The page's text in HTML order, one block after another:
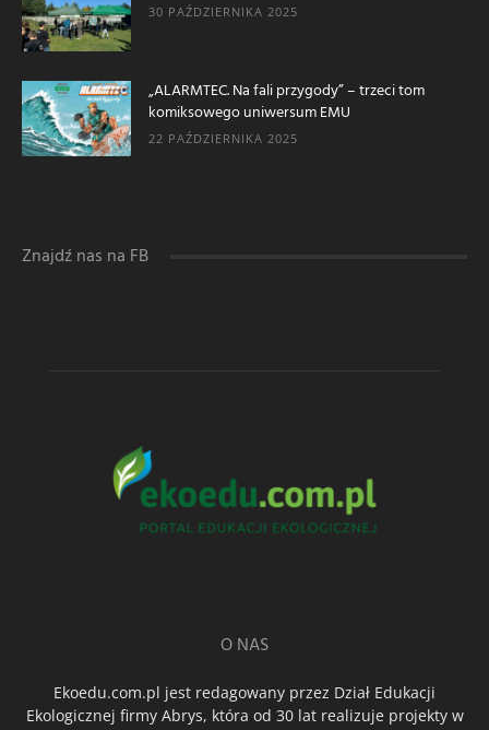
30 PAŹDZIERNIKA 2025
„ALARMTEC. Na fali przygody” – trzeci tom
komiksowego uniwersum EMU
22 PAŹDZIERNIKA 2025
Znajdź nas na FB
O NAS
Ekoedu.com.pl jest redagowany przez Dział Edukacji
Ekologicznej firmy Abrys, która od 30 lat realizuje projekty w